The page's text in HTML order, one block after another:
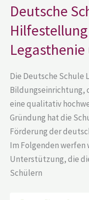
Deutsche
Hilfestellung
Die Deutsche Schule
Bildungseinrichtung,
eine qualitativ
Gründung hat die
Förderung der
Im Folgenden werfen
Unterstützung, die
Schülern
LRS,
Legasthenie
und
Dyskalkulie